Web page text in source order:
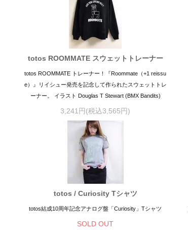
totos ROOMMATE スウェットトレーナー
totos ROOMMATE トレーナー！『Roommate（+1 reissu
e）』リイシュー発売を記念して作られたスウェットトレ
ーナー。 イラスト Douglas T Stewart (BMX Bandits)
3,241円(税込3,565円)
totos / Curiosity Tシャツ
totos結成10周年記念アナログ盤「Curiosity」Tシャツ
SOLD OUT